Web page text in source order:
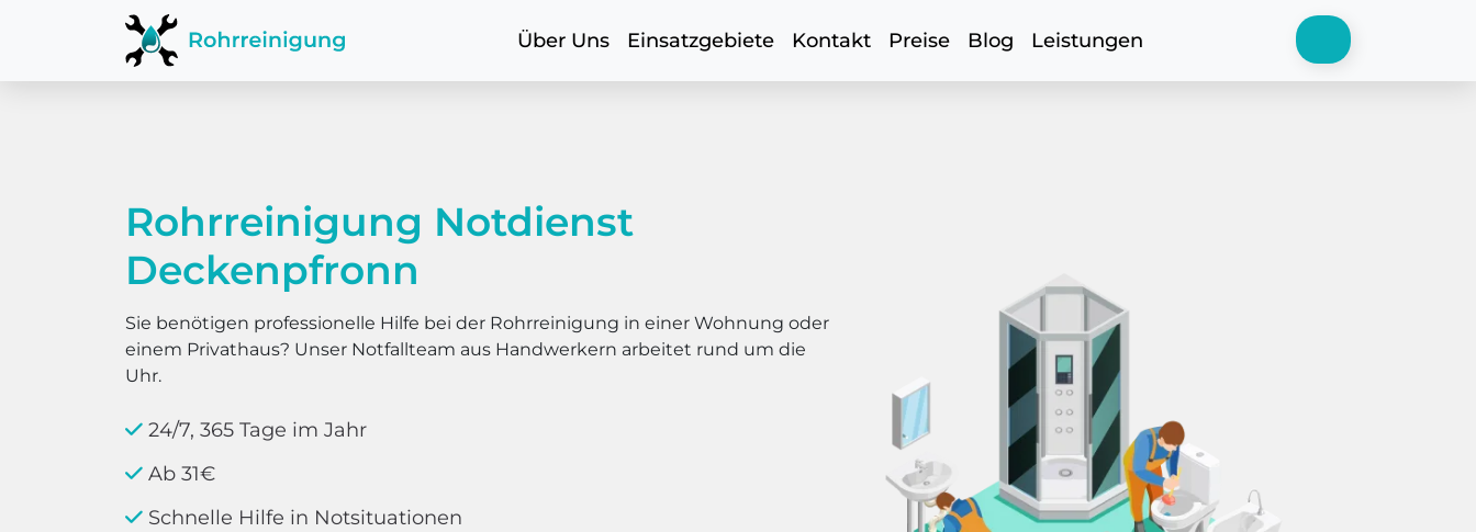
Über Uns Einsatzgebiete Kontakt Preise Blog Leistungen
Rohrreinigung Notdienst
Deckenpfronn
Sie benötigen professionelle Hilfe bei der Rohrreinigung in einer Wohnung oder
einem Privathaus? Unser Notfallteam aus Handwerkern arbeitet rund um die
Uhr.
24/7, 365 Tage im Jahr
Ab 31€
Schnelle Hilfe in Notsituationen